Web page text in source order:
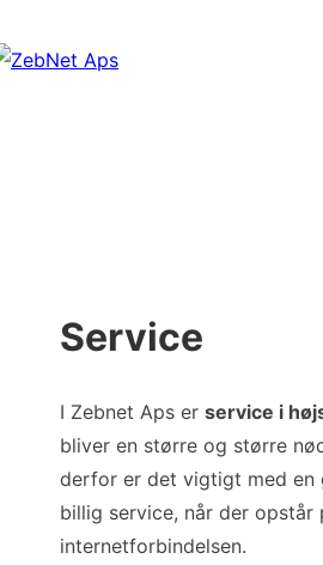
Hop
Service
I Zebnet Aps er service i
bliver en større og større
derfor er det vigtigt med en
billig service, når der opstår
internetforbindelsen.